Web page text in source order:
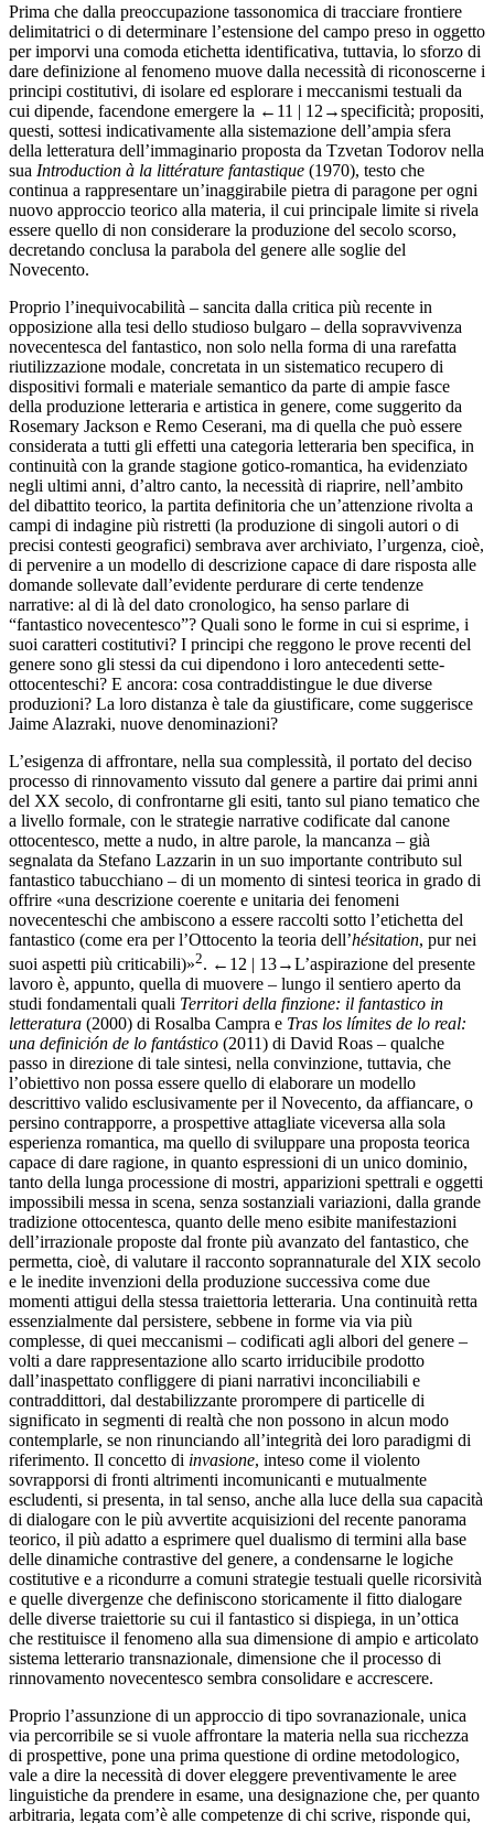
Prima che dalla preoccupazione tassonomica di tracciare frontiere
delimitatrici o di determinare l’estensione del campo preso in oggetto
per imporvi una comoda etichetta identificativa, tuttavia, lo sforzo di
dare definizione al fenomeno muove dalla necessità di riconoscerne i
principi costitutivi, di isolare ed esplorare i meccanismi testuali da
cui dipende, facendone emergere la ←11 | 12→specificità; propositi,
questi, sottesi indicativamente alla sistemazione dell’ampia sfera
della letteratura dell’immaginario proposta da Tzvetan Todorov nella
sua Introduction à la littérature fantastique (1970), testo che
continua a rappresentare un’inaggirabile pietra di paragone per ogni
nuovo approccio teorico alla materia, il cui principale limite si rivela
essere quello di non considerare la produzione del secolo scorso,
decretando conclusa la parabola del genere alle soglie del
Novecento.
Proprio l’inequivocabilità – sancita dalla critica più recente in
opposizione alla tesi dello studioso bulgaro – della sopravvivenza
novecentesca del fantastico, non solo nella forma di una rarefatta
riutilizzazione modale, concretata in un sistematico recupero di
dispositivi formali e materiale semantico da parte di ampie fasce
della produzione letteraria e artistica in genere, come suggerito da
Rosemary Jackson e Remo Ceserani, ma di quella che può essere
considerata a tutti gli effetti una categoria letteraria ben specifica, in
continuità con la grande stagione gotico-romantica, ha evidenziato
negli ultimi anni, d’altro canto, la necessità di riaprire, nell’ambito
del dibattito teorico, la partita definitoria che un’attenzione rivolta a
campi di indagine più ristretti (la produzione di singoli autori o di
precisi contesti geografici) sembrava aver archiviato, l’urgenza, cioè,
di pervenire a un modello di descrizione capace di dare risposta alle
domande sollevate dall’evidente perdurare di certe tendenze
narrative: al di là del dato cronologico, ha senso parlare di
“fantastico novecentesco”? Quali sono le forme in cui si esprime, i
suoi caratteri costitutivi? I principi che reggono le prove recenti del
genere sono gli stessi da cui dipendono i loro antecedenti sette-
ottocenteschi? E ancora: cosa contraddistingue le due diverse
produzioni? La loro distanza è tale da giustificare, come suggerisce
Jaime Alazraki, nuove denominazioni?
L’esigenza di affrontare, nella sua complessità, il portato del deciso
processo di rinnovamento vissuto dal genere a partire dai primi anni
del XX secolo, di confrontarne gli esiti, tanto sul piano tematico che
a livello formale, con le strategie narrative codificate dal canone
ottocentesco, mette a nudo, in altre parole, la mancanza – già
segnalata da Stefano Lazzarin in un suo importante contributo sul
fantastico tabucchiano – di un momento di sintesi teorica in grado di
offrire «una descrizione coerente e unitaria dei fenomeni
novecenteschi che ambiscono a essere raccolti sotto l’etichetta del
fantastico (come era per l’Ottocento la teoria dell’hésitation, pur nei
suoi aspetti più criticabili)»2. ←12 | 13→L’aspirazione del presente
lavoro è, appunto, quella di muovere – lungo il sentiero aperto da
studi fondamentali quali Territori della finzione: il fantastico in
letteratura (2000) di Rosalba Campra e Tras los límites de lo real:
una definición de lo fantástico (2011) di David Roas – qualche
passo in direzione di tale sintesi, nella convinzione, tuttavia, che
l’obiettivo non possa essere quello di elaborare un modello
descrittivo valido esclusivamente per il Novecento, da affiancare, o
persino contrapporre, a prospettive attagliate viceversa alla sola
esperienza romantica, ma quello di sviluppare una proposta teorica
capace di dare ragione, in quanto espressioni di un unico dominio,
tanto della lunga processione di mostri, apparizioni spettrali e oggetti
impossibili messa in scena, senza sostanziali variazioni, dalla grande
tradizione ottocentesca, quanto delle meno esibite manifestazioni
dell’irrazionale proposte dal fronte più avanzato del fantastico, che
permetta, cioè, di valutare il racconto soprannaturale del XIX secolo
e le inedite invenzioni della produzione successiva come due
momenti attigui della stessa traiettoria letteraria. Una continuità retta
essenzialmente dal persistere, sebbene in forme via via più
complesse, di quei meccanismi – codificati agli albori del genere –
volti a dare rappresentazione allo scarto irriducibile prodotto
dall’inaspettato confliggere di piani narrativi inconciliabili e
contraddittori, dal destabilizzante prorompere di particelle di
significato in segmenti di realtà che non possono in alcun modo
contemplarle, se non rinunciando all’integrità dei loro paradigmi di
riferimento. Il concetto di invasione, inteso come il violento
sovrapporsi di fronti altrimenti incomunicanti e mutualmente
escludenti, si presenta, in tal senso, anche alla luce della sua capacità
di dialogare con le più avvertite acquisizioni del recente panorama
teorico, il più adatto a esprimere quel dualismo di termini alla base
delle dinamiche contrastive del genere, a condensarne le logiche
costitutive e a ricondurre a comuni strategie testuali quelle ricorsività
e quelle divergenze che definiscono storicamente il fitto dialogare
delle diverse traiettorie su cui il fantastico si dispiega, in un’ottica
che restituisce il fenomeno alla sua dimensione di ampio e articolato
sistema letterario transnazionale, dimensione che il processo di
rinnovamento novecentesco sembra consolidare e accrescere.
Proprio l’assunzione di un approccio di tipo sovranazionale, unica
via percorribile se si vuole affrontare la materia nella sua ricchezza
di prospettive, pone una prima questione di ordine metodologico,
vale a dire la necessità di dover eleggere preventivamente le aree
linguistiche da prendere in esame, una designazione che, per quanto
arbitraria, legata com’è alle competenze di chi scrive, risponde qui,